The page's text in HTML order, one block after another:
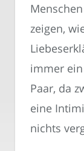
zeigen,
immer
Paar, da
eine
nichts